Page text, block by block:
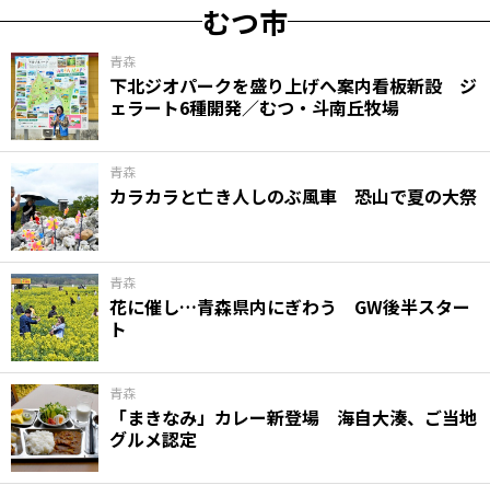
むつ市
青森
下北ジオパークを盛り上げへ案内看板新設 ジ
ェラート6種開発／むつ・斗南丘牧場
青森
カラカラと亡き人しのぶ風車 恐山で夏の大祭
青森
花に催し…青森県内にぎわう GW後半スター
ト
青森
「まきなみ」カレー新登場 海自大湊、ご当地
グルメ認定